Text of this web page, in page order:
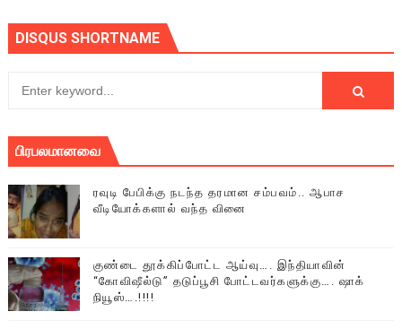
DISQUS SHORTNAME
பிரபலமானவை
ரவுடி பேபிக்கு நடந்த தரமான சம்பவம்.. ஆபாச
வீடியோக்களால் வந்த வினை
குண்டை தூக்கிப்போட்ட ஆய்வு…. இந்தியாவின்
“கோவிஷீல்டு” தடுப்பூசி போட்டவர்களுக்கு…. ஷாக்
நியூஸ்….!!!!